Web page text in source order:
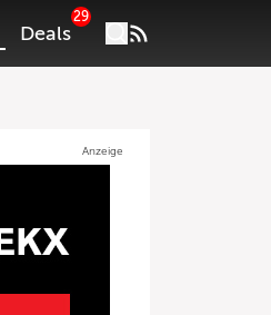
Deals
29
Anzeige